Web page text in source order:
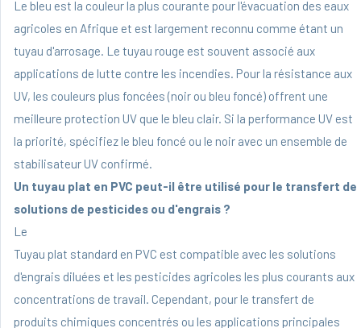
Le bleu est la couleur la plus courante pour l'évacuation des eaux
agricoles en Afrique et est largement reconnu comme étant un
tuyau d'arrosage. Le tuyau rouge est souvent associé aux
applications de lutte contre les incendies. Pour la résistance aux
UV, les couleurs plus foncées (noir ou bleu foncé) offrent une
meilleure protection UV que le bleu clair. Si la performance UV est
la priorité, spécifiez le bleu foncé ou le noir avec un ensemble de
stabilisateur UV confirmé.
Un tuyau plat en PVC peut-il être utilisé pour le transfert de
solutions de pesticides ou d'engrais ?
Le
Tuyau plat standard en PVC est compatible avec les solutions
d'engrais diluées et les pesticides agricoles les plus courants aux
concentrations de travail. Cependant, pour le transfert de
produits chimiques concentrés ou les applications principales